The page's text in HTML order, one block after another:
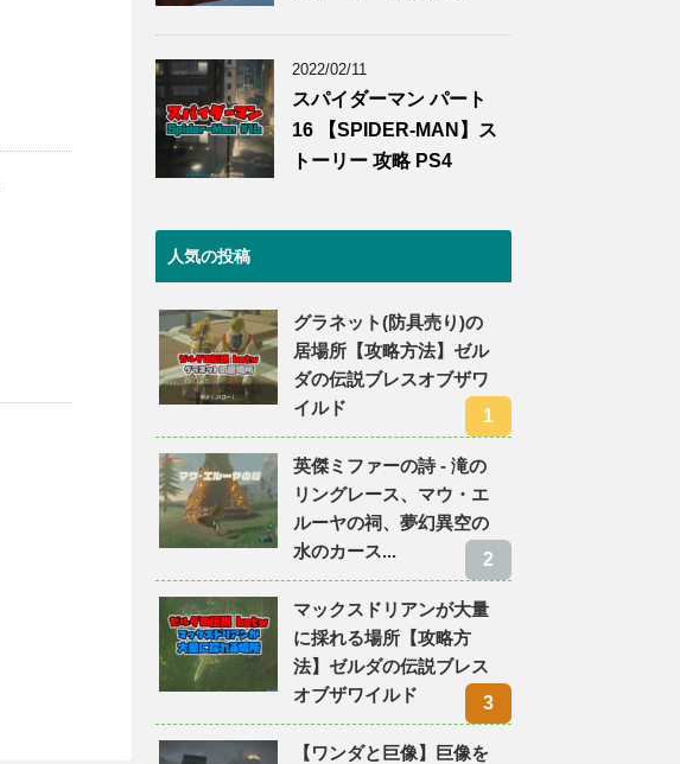
2022/02/11
スパイダーマン パート
16 【SPIDER-MAN】ス
トーリー 攻略 PS4
人気の投稿
グラネット(防具売り)の
居場所【攻略方法】ゼル
ダの伝説ブレスオブザワ
イルド
英傑ミファーの詩 - 滝の
リングレース、マウ・エ
ルーヤの祠、夢幻異空の
水のカース...
マックスドリアンが大量
に採れる場所【攻略方
法】ゼルダの伝説ブレス
オブザワイルド
【ワンダと巨像】巨像を